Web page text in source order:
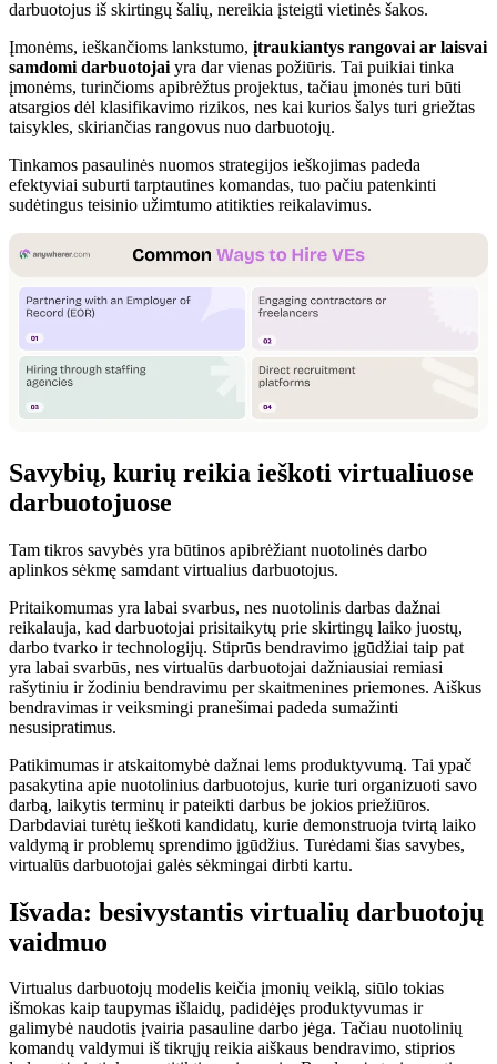
darbuotojus iš skirtingų šalių, nereikia įsteigti vietinės šakos.
Įmonėms, ieškančioms lankstumo, įtraukiantys rangovai ar laisvai
samdomi darbuotojai yra dar vienas požiūris. Tai puikiai tinka
įmonėms, turinčioms apibrėžtus projektus, tačiau įmonės turi būti
atsargios dėl klasifikavimo rizikos, nes kai kurios šalys turi griežtas
taisykles, skiriančias rangovus nuo darbuotojų.
Tinkamos pasaulinės nuomos strategijos ieškojimas padeda
efektyviai suburti tarptautines komandas, tuo pačiu patenkinti
sudėtingus teisinio užimtumo atitikties reikalavimus.
Savybių, kurių reikia ieškoti virtualiuose
darbuotojuose
Tam tikros savybės yra būtinos apibrėžiant nuotolinės darbo
aplinkos sėkmę samdant virtualius darbuotojus.
Pritaikomumas yra labai svarbus, nes nuotolinis darbas dažnai
reikalauja, kad darbuotojai prisitaikytų prie skirtingų laiko juostų,
darbo tvarko ir technologijų. Stiprūs bendravimo įgūdžiai taip pat
yra labai svarbūs, nes virtualūs darbuotojai dažniausiai remiasi
rašytiniu ir žodiniu bendravimu per skaitmenines priemones. Aiškus
bendravimas ir veiksmingi pranešimai padeda sumažinti
nesusipratimus.
Patikimumas ir atskaitomybė dažnai lems produktyvumą. Tai ypač
pasakytina apie nuotolinius darbuotojus, kurie turi organizuoti savo
darbą, laikytis terminų ir pateikti darbus be jokios priežiūros.
Darbdaviai turėtų ieškoti kandidatų, kurie demonstruoja tvirtą laiko
valdymą ir problemų sprendimo įgūdžius. Turėdami šias savybes,
virtualūs darbuotojai galės sėkmingai dirbti kartu.
Išvada: besivystantis virtualių darbuotojų
vaidmuo
Virtualus darbuotojų modelis keičia įmonių veiklą, siūlo tokias
išmokas kaip taupymas išlaidų, padidėjęs produktyvumas ir
galimybė naudotis įvairia pasauline darbo jėga. Tačiau nuotolinių
komandų valdymui iš tikrųjų reikia aiškaus bendravimo, stiprios